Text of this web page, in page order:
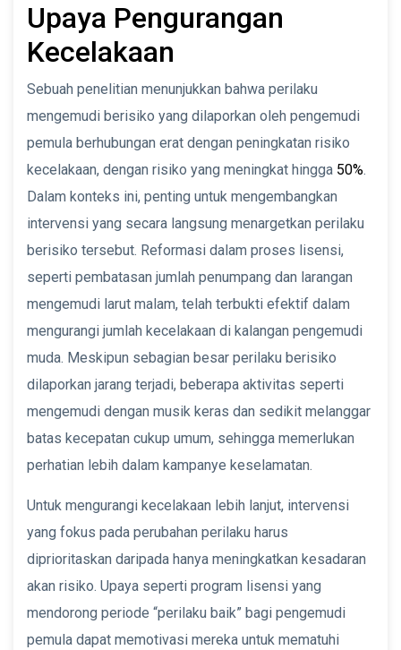
Upaya Pengurangan
Kecelakaan
Sebuah penelitian menunjukkan bahwa perilaku
mengemudi berisiko yang dilaporkan oleh pengemudi
pemula berhubungan erat dengan peningkatan risiko
kecelakaan, dengan risiko yang meningkat hingga 50%.
Dalam konteks ini, penting untuk mengembangkan
intervensi yang secara langsung menargetkan perilaku
berisiko tersebut. Reformasi dalam proses lisensi,
seperti pembatasan jumlah penumpang dan larangan
mengemudi larut malam, telah terbukti efektif dalam
mengurangi jumlah kecelakaan di kalangan pengemudi
muda. Meskipun sebagian besar perilaku berisiko
dilaporkan jarang terjadi, beberapa aktivitas seperti
mengemudi dengan musik keras dan sedikit melanggar
batas kecepatan cukup umum, sehingga memerlukan
perhatian lebih dalam kampanye keselamatan.
Untuk mengurangi kecelakaan lebih lanjut, intervensi
yang fokus pada perubahan perilaku harus
diprioritaskan daripada hanya meningkatkan kesadaran
akan risiko. Upaya seperti program lisensi yang
mendorong periode “perilaku baik” bagi pengemudi
pemula dapat memotivasi mereka untuk mematuhi